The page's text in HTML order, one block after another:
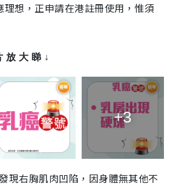
想，正申請在港註冊使用，惟須
放 大 睇 ↓
+3
現右胸肌肉凹陷，因身體無其他不